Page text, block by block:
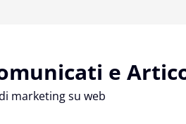
e
marketing su web